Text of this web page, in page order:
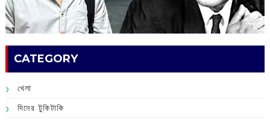
CATEGORY
খেলা
দিনের টুকিটাকি